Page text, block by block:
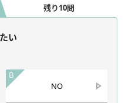
残り10問
い
B
NO